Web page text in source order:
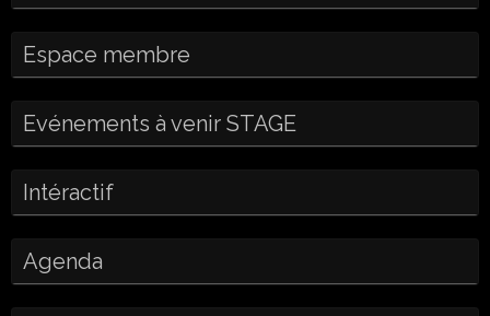
Espace membre
Evénements à venir STAGE
Intéractif
Agenda